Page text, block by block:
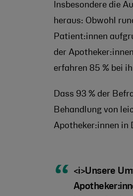
Insbesondere die
heraus: Obwohl
Patient:innen
der
erfahren 85 % bei
Dass 93 % der
Behandlung von
Apotheker:innen in
<i>Unsere